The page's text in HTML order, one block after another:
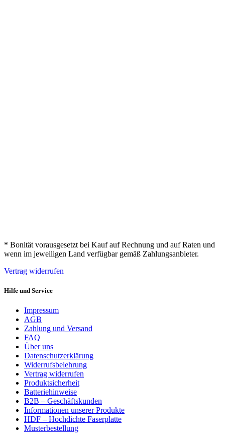
* Bonität vorausgesetzt bei Kauf auf Rechnung und auf Raten und
wenn im jeweiligen Land verfügbar gemäß Zahlungsanbieter.
Vertrag widerrufen
Hilfe und Service
Impressum
AGB
Zahlung und Versand
FAQ
Über uns
Datenschutzerklärung
Widerrufsbelehrung
Vertrag widerrufen
Produktsicherheit
Batteriehinweise
B2B – Geschäftskunden
Informationen unserer Produkte
HDF – Hochdichte Faserplatte
Musterbestellung